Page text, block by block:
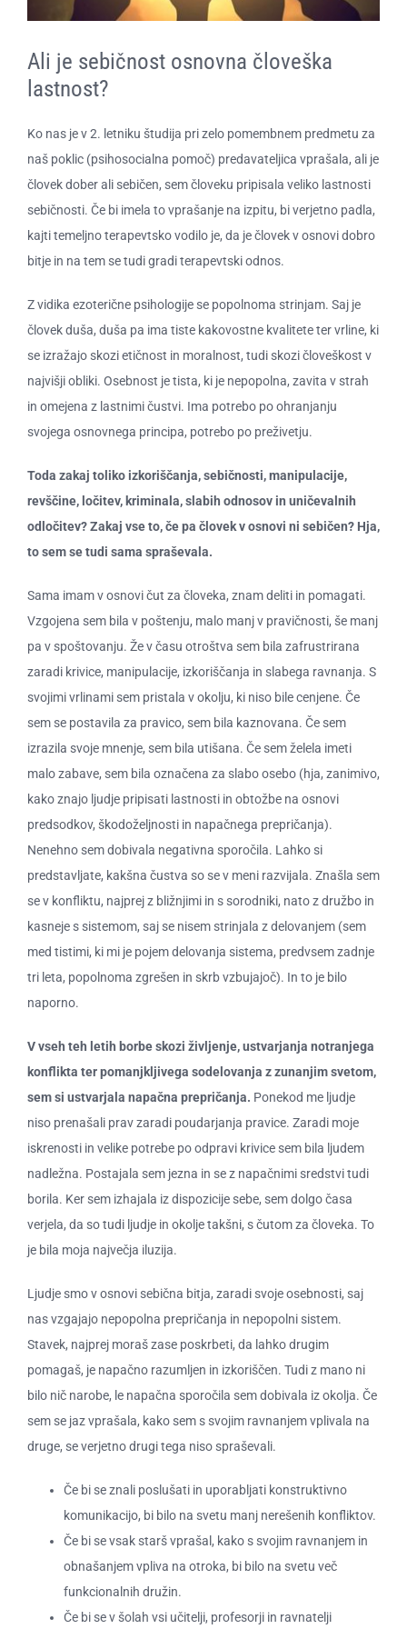
O ZAME
CENIK
Ali je sebičnost osnovna človeška
lastnost?
Ko nas je v 2. letniku študija pri zelo pomembnem predmetu za
naš poklic (psihosocialna pomoč) predavateljica vprašala, ali je
človek dober ali sebičen, sem človeku pripisala veliko lastnosti
sebičnosti. Če bi imela to vprašanje na izpitu, bi verjetno padla,
kajti temeljno terapevtsko vodilo je, da je človek v osnovi dobro
bitje in na tem se tudi gradi terapevtski odnos.
Z vidika ezoterične psihologije se popolnoma strinjam. Saj je
človek duša, duša pa ima tiste kakovostne kvalitete ter vrline, ki
se izražajo skozi etičnost in moralnost, tudi skozi človeškost v
najvišji obliki. Osebnost je tista, ki je nepopolna, zavita v strah
in omejena z lastnimi čustvi. Ima potrebo po ohranjanju
svojega osnovnega principa, potrebo po preživetju.
Toda zakaj toliko izkoriščanja, sebičnosti, manipulacije,
revščine, ločitev, kriminala, slabih odnosov in uničevalnih
odločitev? Zakaj vse to, če pa človek v osnovi ni sebičen? Hja,
to sem se tudi sama spraševala.
Sama imam v osnovi čut za človeka, znam deliti in pomagati.
Vzgojena sem bila v poštenju, malo manj v pravičnosti, še manj
pa v spoštovanju. Že v času otroštva sem bila zafrustrirana
zaradi krivice, manipulacije, izkoriščanja in slabega ravnanja. S
svojimi vrlinami sem pristala v okolju, ki niso bile cenjene. Če
sem se postavila za pravico, sem bila kaznovana. Če sem
izrazila svoje mnenje, sem bila utišana. Če sem želela imeti
malo zabave, sem bila označena za slabo osebo (hja, zanimivo,
kako znajo ljudje pripisati lastnosti in obtožbe na osnovi
predsodkov, škodoželjnosti in napačnega prepričanja).
Nenehno sem dobivala negativna sporočila. Lahko si
predstavljate, kakšna čustva so se v meni razvijala. Znašla sem
se v konfliktu, najprej z bližnjimi in s sorodniki, nato z družbo in
kasneje s sistemom, saj se nisem strinjala z delovanjem (sem
med tistimi, ki mi je pojem delovanja sistema, predvsem zadnje
tri leta, popolnoma zgrešen in skrb vzbujajoč). In to je bilo
naporno.
V vseh teh letih borbe skozi življenje, ustvarjanja notranjega
konflikta ter pomanjkljivega sodelovanja z zunanjim svetom,
sem si ustvarjala napačna prepričanja. Ponekod me ljudje
niso prenašali prav zaradi poudarjanja pravice. Zaradi moje
iskrenosti in velike potrebe po odpravi krivice sem bila ljudem
nadležna. Postajala sem jezna in se z napačnimi sredstvi tudi
borila. Ker sem izhajala iz dispozicije sebe, sem dolgo časa
verjela, da so tudi ljudje in okolje takšni, s čutom za človeka. To
je bila moja največja iluzija.
Ljudje smo v osnovi sebična bitja, zaradi svoje osebnosti, saj
nas vzgajajo nepopolna prepričanja in nepopolni sistem.
Stavek, najprej moraš zase poskrbeti, da lahko drugim
pomagaš, je napačno razumljen in izkoriščen. Tudi z mano ni
bilo nič narobe, le napačna sporočila sem dobivala iz okolja. Če
sem se jaz vprašala, kako sem s svojim ravnanjem vplivala na
druge, se verjetno drugi tega niso spraševali.​
Če bi se znali poslušati in uporabljati konstruktivno
komunikacijo, bi bilo na svetu manj nerešenih konfliktov.
Če bi se vsak starš vprašal, kako s svojim ravnanjem in
obnašanjem vpliva na otroka, bi bilo na svetu več
funkcionalnih družin.
Če bi se v šolah vsi učitelji, profesorji in ravnatelji